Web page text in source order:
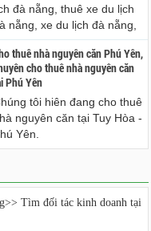
đà nẵng, thuê xe du lịch
nẵng, xe du lịch đà nẵng,
thuê nhà nguyên căn Phú Yên,
cho thuê nhà nguyên căn
Phú Yên
tôi hiên đang cho thuê
nguyên căn tại Tuy Hòa -
Yên.
Tìm đối tác kinh doanh tại